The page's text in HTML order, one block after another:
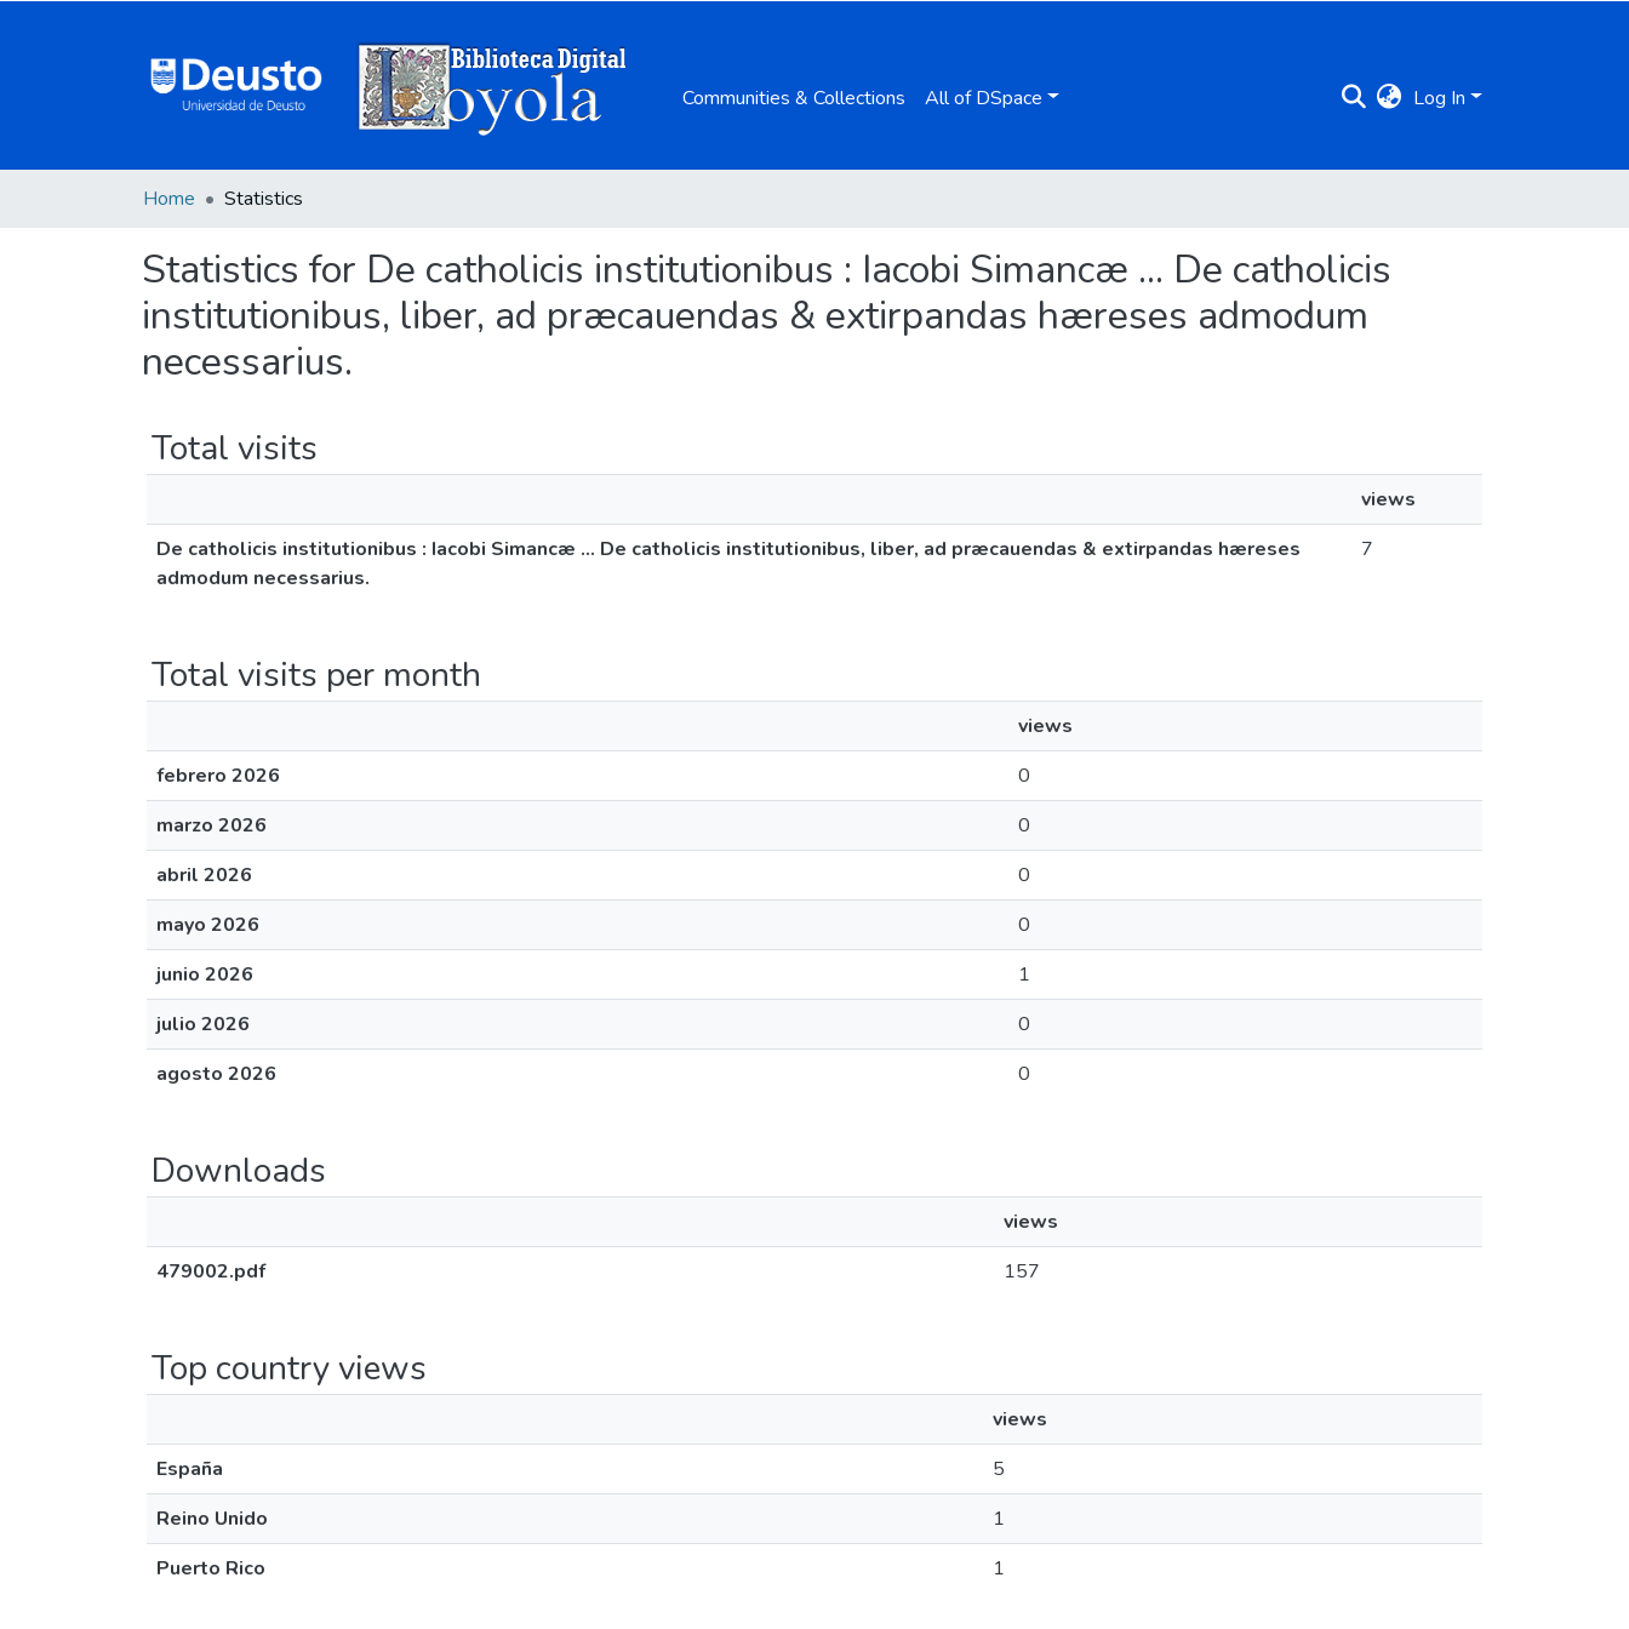
Communities & Collections All of DSpace Log In
Home Statistics
Statistics for De catholicis institutionibus : Iacobi Simancæ ... De catholicis
institutionibus, liber, ad præcauendas & extirpandas hæreses admodum
necessarius.
Total visits
views
De catholicis institutionibus : Iacobi Simancæ ... De catholicis institutionibus, liber, ad præcauendas & extirpandas hæreses
admodum necessarius.
7
Total visits per month
views
febrero 2026
0
marzo 2026
0
abril 2026
0
mayo 2026
0
junio 2026
1
julio 2026
0
agosto 2026
0
Downloads
views
479002.pdf
157
Top country views
views
España
5
Reino Unido
1
Puerto Rico
1